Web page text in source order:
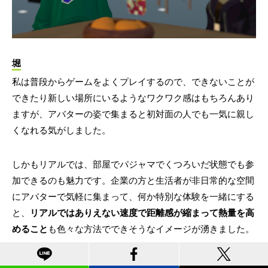
堀
私は普段からゲームをよくプレイするので、できないことが
できたり新しい場所にいるようなワクワク感はもちろんあり
ますが、アバターの姿で集まると初対面の人でも一気に親し
くなれる気がしました。
しかもリアルでは、部屋でパジャマでくつろいだ状態でも参
加できるのも魅力です。企業の方と生活者が非日常的な空間
にアバターで気軽に集まって、何か特別な体験を一緒にする
と、
リアルではありえない速度で距離感が縮まって熱量を高
めること も色々な方法でできそうなイメージが湧きました。